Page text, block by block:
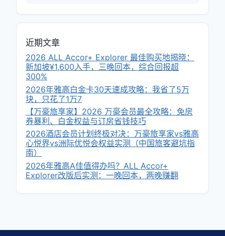
近期文章
2026 ALL Accor+ Explorer 最佳购买地揭晓：
新加坡¥1,600入手，三晚回本，综合回报超
300%
2026年雅高白金卡30天速成攻略：我省了5万
块，只花了1万7
【万豪旅享家】2026 万豪会员最全攻略：免房
券暴利、白金权益与订房省钱技巧
2026酒店会员计划终极对决：万豪旅享家vs雅高
心悦界vs洲际优悦会权益实测（中国旅客避坑指
南）
2026年雅高A佳值得办吗？ALL Accor+
Explorer改版后实测：一晚回本，两晚赚翻